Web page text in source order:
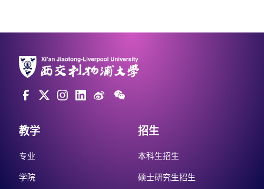
教学
专业
学院
招生
本科生招生
硕士研究生招生